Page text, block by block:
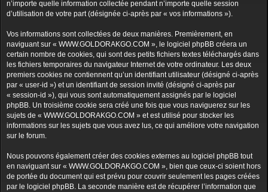
r
n’importe quelle information collectée pendant n’importe quelle session
d’utilisation de votre part (désignée ci-après par « vos informations »).
Vos informations sont collectées de deux manières. Premièrement, en
naviguant sur « WWW.GOLDORAKGO.COM », le logiciel phpBB créera un
certain nombre de cookies, qui sont des petits fichiers textes téléchargés dans
les fichiers temporaires du navigateur Internet de votre ordinateur. Les deux
premiers cookies ne contiennent qu’un identifiant utilisateur (désigné ci-après
par « user-id ») et un identifiant de session invité (désigné ci-après par
« session-id »), qui vous sont automatiquement assignés par le logiciel
phpBB. Un troisième cookie sera créé une fois que vous naviguerez sur les
sujets de « WWW.GOLDORAKGO.COM » et est utilisé pour stocker les
informations sur les sujets que vous avez lus, ce qui améliore votre navigation
sur le forum.
Nous pouvons également créer des cookies externes au logiciel phpBB tout
en naviguant sur « WWW.GOLDORAKGO.COM », bien que ceux-ci soient hors
de portée du document qui est prévu pour couvrir seulement les pages créées
par le logiciel phpBB. La seconde manière est de récupérer l’information que